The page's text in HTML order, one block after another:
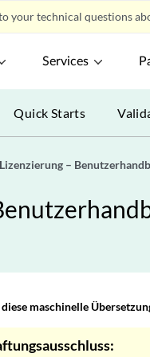
your technical questions
Services
Quick Starts
–
maschinelle